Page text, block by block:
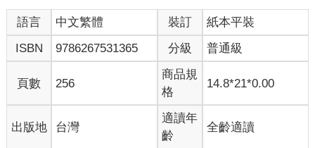
語言 中文繁體 裝訂
紙本平裝
ISBN
9786267531365 分級 普通級
頁數 256
商品規
格
14.8*21*0.00
出版地 台灣
適讀年
齡
全齡適讀